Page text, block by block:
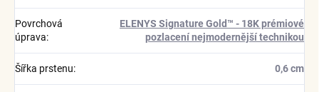
Povrchová
úprava:
ELENYS Signature Gold™ - 18K prémiové
pozlacení nejmodernější technikou
Šířka prstenu: 0,6 cm